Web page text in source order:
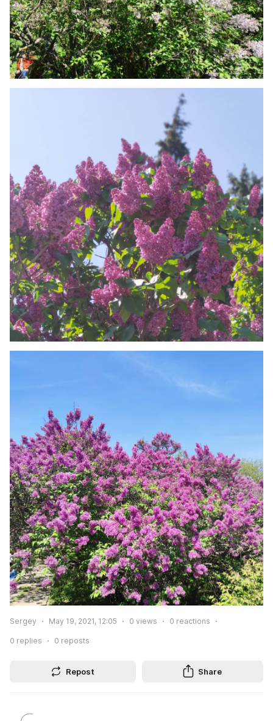
Sergey May 19, 2021, 12:05 0 views 0 reactions
0 replies 0 reposts
Repost Share